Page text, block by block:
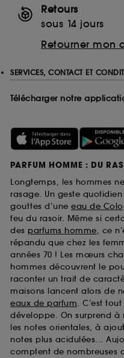
Retours
sous 14 jours
Retourner mon
SERVICES, CONTACT ET
Télécharger notre
PARFUM HOMME : DU
Longtemps, les hommes
rasage. Un geste
gouttes d’une eau de
feu du rasoir. Même si
des parfums homme, ce
répandu que chez les
années 70 ! Les mœurs
hommes découvrent le
raconter un trait de
maisons lancent alors de
eaux de parfum. C’est
développe. On surprend à
les notes orientales, à
notes plus acidulées...
comptent de nombreuses